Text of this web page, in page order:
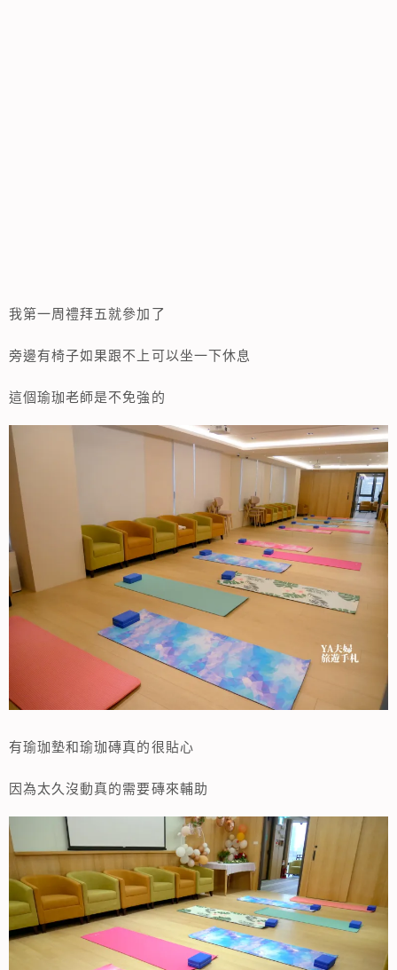
我第一周禮拜五就參加了
旁邊有椅子如果跟不上可以坐一下休息
這個瑜珈老師是不免強的
有瑜珈墊和瑜珈磚真的很貼心
因為太久沒動真的需要磚來輔助